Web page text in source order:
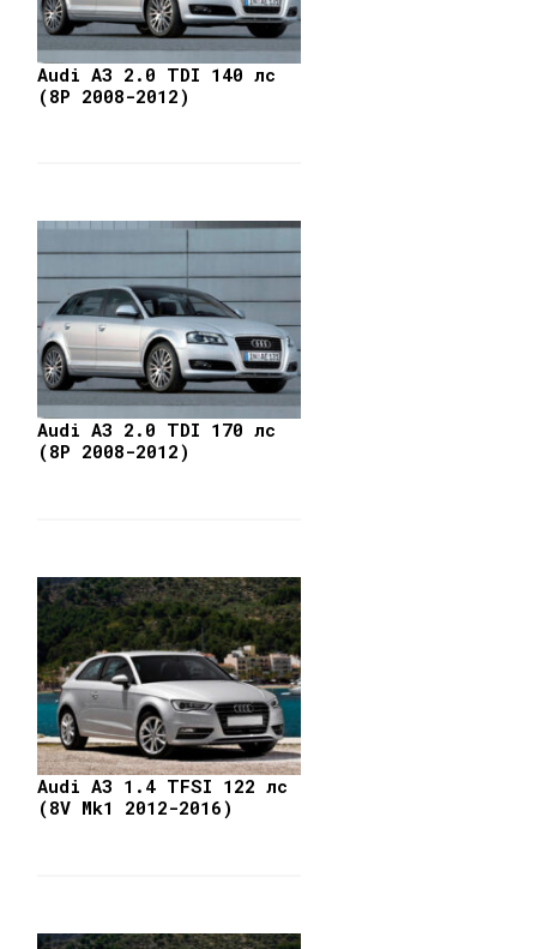
Audi A3 2.0 TDI 140 лс
(8P 2008-2012)
Audi A3 2.0 TDI 170 лс
(8P 2008-2012)
Audi A3 1.4 TFSI 122 лс
(8V Mk1 2012-2016)